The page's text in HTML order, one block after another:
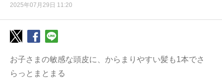
2025年07月29日 11:20
お子さまの敏感な頭皮に、からまりやすい髪も1本でさ
らっとまとまる